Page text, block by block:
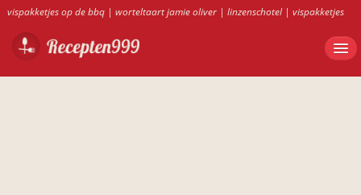
vispakketjes op de bbq| worteltaart jamie oliver| linzenschotel| vispakketjes
bbq|tomatenchutney ah | worteltaart recept jamie oliver tomatenchutney|
ovenschotels recepten ah